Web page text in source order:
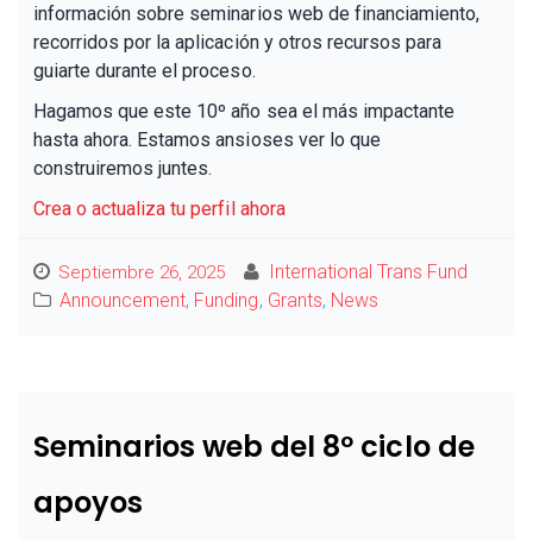
información sobre seminarios web de financiamiento,
recorridos por la aplicación y otros recursos para
guiarte durante el proceso.
Hagamos que este 10º año sea el más impactante
hasta ahora. Estamos ansioses ver lo que
construiremos juntes.
Crea o actualiza tu perfil ahora
Septiembre 26, 2025
International Trans Fund
Announcement, Funding, Grants, News
Seminarios web del 8º ciclo de
apoyos